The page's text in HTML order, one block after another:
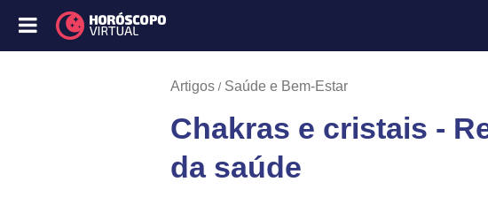
Artigos Saúde e Bem-Estar
Chakras e cristais -
da saúde